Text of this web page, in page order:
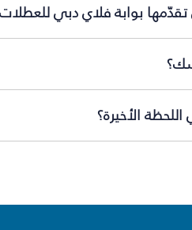
بوابة فلاي دبي
الأخيرة؟